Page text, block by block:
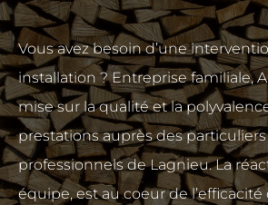
Vous avez besoin d’une
installation ? Entreprise familiale,
mise sur la qualité et la
prestations auprès des
professionnels de Lagnieu. La
équipe, est au coeur de